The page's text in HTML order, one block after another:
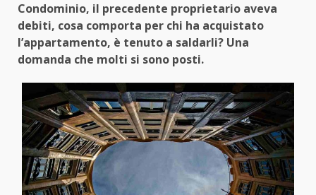
Condominio, il precedente proprietario aveva
debiti, cosa comporta per chi ha acquistato
l’appartamento, è tenuto a saldarli? Una
domanda che molti si sono posti.